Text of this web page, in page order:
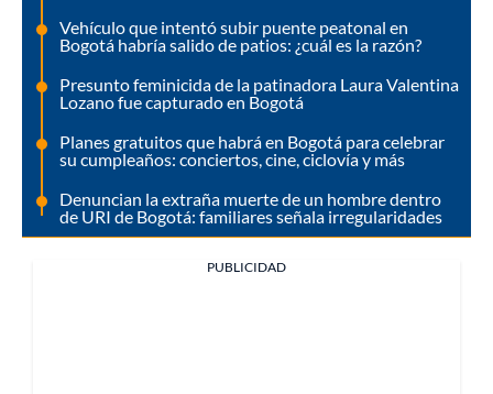
Vehículo que intentó subir puente peatonal en
Bogotá habría salido de patios: ¿cuál es la razón?
Presunto feminicida de la patinadora Laura Valentina
Lozano fue capturado en Bogotá
Planes gratuitos que habrá en Bogotá para celebrar
su cumpleaños: conciertos, cine, ciclovía y más
Denuncian la extraña muerte de un hombre dentro
de URI de Bogotá: familiares señala irregularidades
PUBLICIDAD